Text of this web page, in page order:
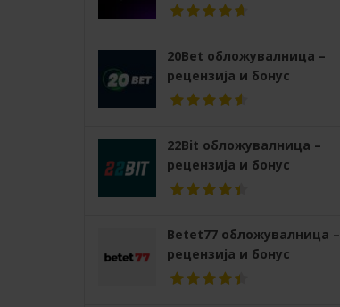
20Bet обложувалница –
рецензија и бонус
22Bit обложувалница –
рецензија и бонус
Betet77 обложувалница –
рецензија и бонус